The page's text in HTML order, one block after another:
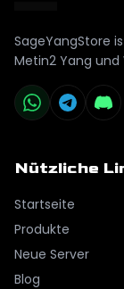
SageYangStore
Metin2 Yang
Nützliche
Startseite
Produkte
Neue Server
Blog